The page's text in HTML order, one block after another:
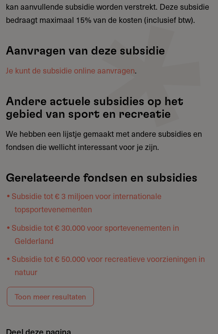
kan aanvullende subsidie worden verstrekt. Deze subsidie
bedraagt maximaal 15% van de kosten (inclusief btw).
Aanvragen van deze subsidie
Je kunt de subsidie online aanvragen.
Andere actuele subsidies op het
gebied van sport en recreatie
We hebben een lijstje gemaakt met andere subsidies en
fondsen die wellicht interessant voor je zijn.
Gerelateerde fondsen en subsidies
Subsidie tot € 3 miljoen voor internationale
topsportevenementen
Subsidie tot € 30.000 voor sportevenementen in
Gelderland
Subsidie tot € 50.000 voor recreatieve voorzieningen in
natuur
Toon meer resultaten